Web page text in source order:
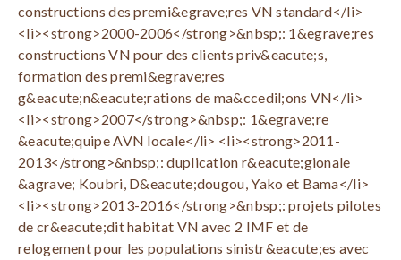
constructions des premi&egrave;res VN standard</li>
<li><strong>2000-2006</strong>&nbsp;: 1&egrave;res
constructions VN pour des clients priv&eacute;s,
formation des premi&egrave;res
g&eacute;n&eacute;rations de ma&ccedil;ons VN</li>
<li><strong>2007</strong>&nbsp;: 1&egrave;re
&eacute;quipe AVN locale</li> <li><strong>2011-
2013</strong>&nbsp;: duplication r&eacute;gionale
&agrave; Koubri, D&eacute;dougou, Yako et Bama</li>
<li><strong>2013-2016</strong>&nbsp;: projets pilotes
de cr&eacute;dit habitat VN avec 2 IMF et de
relogement pour les populations sinistr&eacute;es avec